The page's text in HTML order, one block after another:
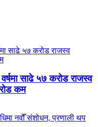
साढे ५७ करोड राजस्व
कम